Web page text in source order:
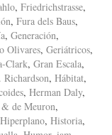
, Friedrichstrasse,
, Fura dels Baus,
, Generación,
Olivares, Geriátricos,
Clark, Gran Escala,
, Hábitat,
, Herman Daly,
de Meuron,
Hiperplano, Historia,